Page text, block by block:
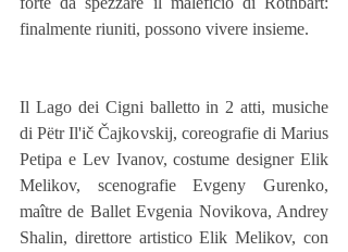
finalmente riuniti, possono vivere insieme.
Il Lago dei Cigni balletto in 2 atti, musiche
di Pëtr Il'ič Čajkovskij, coreografie di Marius
Petipa e Lev Ivanov, costume designer Elik
Melikov, scenografie Evgeny Gurenko,
maître de Ballet Evgenia Novikova, Andrey
Shalin, direttore artistico Elik Melikov, con